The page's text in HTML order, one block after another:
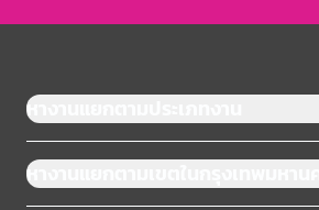
หางานแยกตามประเภทงาน
หางานแยกตามเขตในกรุงเทพมหานคร